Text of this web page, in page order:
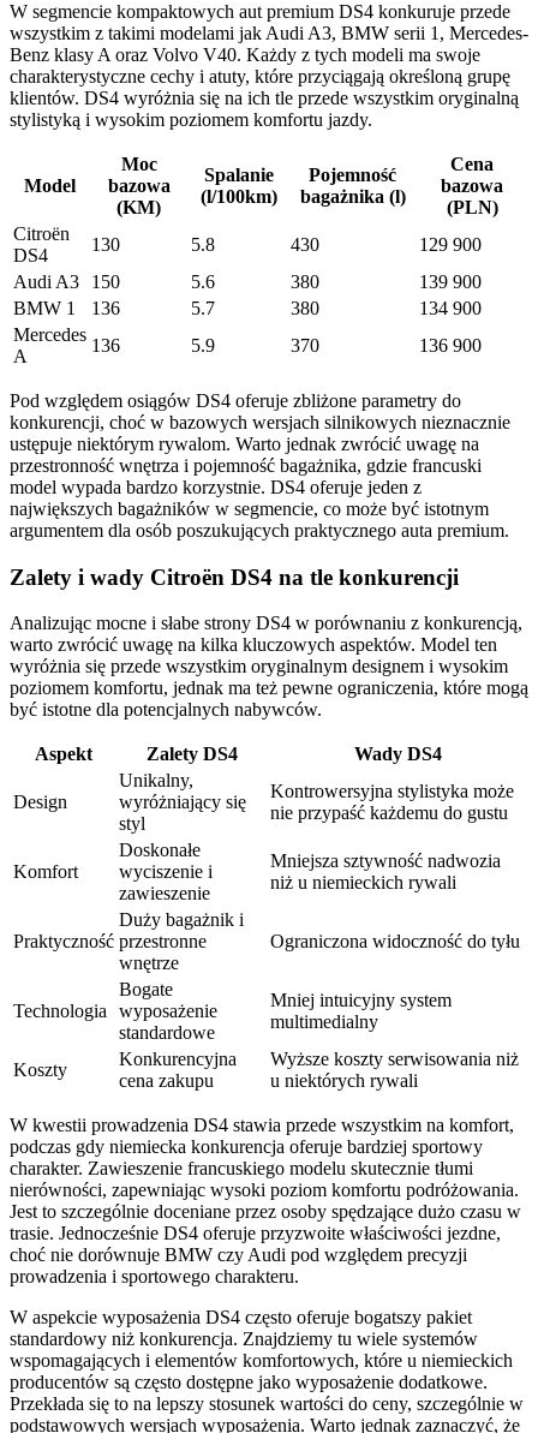
W segmencie kompaktowych aut premium DS4 konkuruje przede
wszystkim z takimi modelami jak Audi A3, BMW serii 1, Mercedes-
Benz klasy A oraz Volvo V40. Każdy z tych modeli ma swoje
charakterystyczne cechy i atuty, które przyciągają określoną grupę
klientów. DS4 wyróżnia się na ich tle przede wszystkim oryginalną
stylistyką i wysokim poziomem komfortu jazdy.
Model
Moc
bazowa
(KM)
Spalanie
(l/100km)
Pojemność
bagażnika (l)
Cena
bazowa
(PLN)
Citroën
DS4
130 5.8 430
129 900
Audi A3
150 5.6 380
139 900
BMW 1
136 5.7 380
134 900
Mercedes
A
136 5.9 370 136 900
Pod względem osiągów DS4 oferuje zbliżone parametry do
konkurencji, choć w bazowych wersjach silnikowych nieznacznie
ustępuje niektórym rywalom. Warto jednak zwrócić uwagę na
przestronność wnętrza i pojemność bagażnika, gdzie francuski
model wypada bardzo korzystnie. DS4 oferuje jeden z
największych bagażników w segmencie, co może być istotnym
argumentem dla osób poszukujących praktycznego auta premium.
Zalety i wady Citroën DS4 na tle konkurencji
Analizując mocne i słabe strony DS4 w porównaniu z konkurencją,
warto zwrócić uwagę na kilka kluczowych aspektów. Model ten
wyróżnia się przede wszystkim oryginalnym designem i wysokim
poziomem komfortu, jednak ma też pewne ograniczenia, które mogą
być istotne dla potencjalnych nabywców.
Aspekt Zalety DS4 Wady DS4
Design
Unikalny,
wyróżniający się
styl
Kontrowersyjna stylistyka może
nie przypaść każdemu do gustu
Komfort
Doskonałe
wyciszenie i
zawieszenie
Mniejsza sztywność nadwozia
niż u niemieckich rywali
Praktyczność
Duży bagażnik i
przestronne
wnętrze
Ograniczona widoczność do tyłu
Technologia
Bogate
wyposażenie
standardowe
Mniej intuicyjny system
multimedialny
Koszty
Konkurencyjna
cena zakupu
Wyższe koszty serwisowania niż
u niektórych rywali
W kwestii prowadzenia DS4 stawia przede wszystkim na komfort,
podczas gdy niemiecka konkurencja oferuje bardziej sportowy
charakter. Zawieszenie francuskiego modelu skutecznie tłumi
nierówności, zapewniając wysoki poziom komfortu podróżowania.
Jest to szczególnie doceniane przez osoby spędzające dużo czasu w
trasie. Jednocześnie DS4 oferuje przyzwoite właściwości jezdne,
choć nie dorównuje BMW czy Audi pod względem precyzji
prowadzenia i sportowego charakteru.
W aspekcie wyposażenia DS4 często oferuje bogatszy pakiet
standardowy niż konkurencja. Znajdziemy tu wiele systemów
wspomagających i elementów komfortowych, które u niemieckich
producentów są często dostępne jako wyposażenie dodatkowe.
Przekłada się to na lepszy stosunek wartości do ceny, szczególnie w
podstawowych wersjach wyposażenia. Warto jednak zaznaczyć, że